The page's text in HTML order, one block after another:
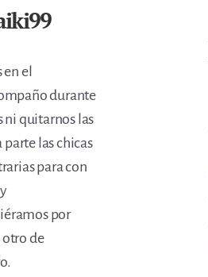
el
durante
ni quitarnos las
parte las chicas
para con
por
otro de